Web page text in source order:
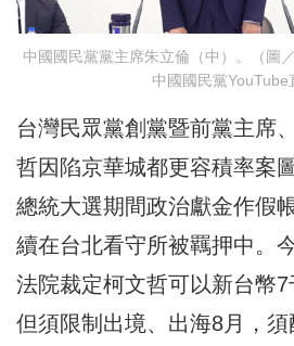
中國國民黨黨主席朱立倫（中）。（圖
中國國民黨YouTube
台灣民眾黨創黨暨前黨主席
哲因陷京華城都更容積率案
總統大選期間政治獻金作假
續在台北看守所被羈押中。
法院裁定柯文哲可以新台幣7
但須限制出境、出海8月，